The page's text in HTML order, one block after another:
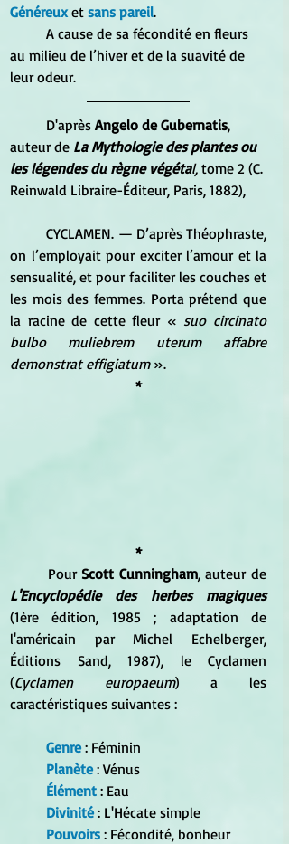
Généreux et sans pareil.
au milieu de l’hiver et de la suavité de
leur odeur.
	D'après
Angelo de Gubernatis,
auteur de La Mythologie des plantes ou
les légendes du règne végétal, tome 2 (C.
Reinwald Libraire-Éditeur, Paris, 1882),
	CYCLAMEN. — D’après Théophraste,
on l’employait pour exciter l’amour et la
sensualité, et pour faciliter les couches et
les mois des femmes. Porta prétend que
la racine de cette fleur « suo circinato
bulbo muliebrem uterum affabre
demonstrat effigiatum ».
*
*
	Pour
Scott Cunningham
L'Encyclopédie des herbes magiques
(1ère édition, 1985 ; adaptation de
l'américain par Michel Echelberger,
Éditions Sand, 1987), le Cyclamen
(Cyclamen europaeum) a les
caractéristiques suivantes :
Genre : Féminin
Planète : Vénus
Élément : Eau
Divinité : L'Hécate simple
Pouvoirs : Fécondité, bonheur